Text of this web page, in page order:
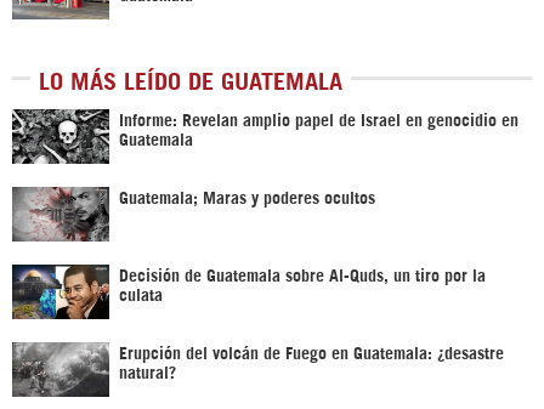
LO MÁS LEÍDO DE GUATEMALA
Informe: Revelan amplio papel de Israel en genocidio en
Guatemala
Guatemala; Maras y poderes ocultos
Decisión de Guatemala sobre Al-Quds, un tiro por la
culata
Erupción del volcán de Fuego en Guatemala: ¿desastre
natural?